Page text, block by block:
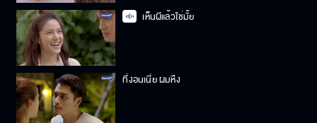
เห็นผีแล้วใช่มั้ย
ที่งอนเนี่ย ผมหึง